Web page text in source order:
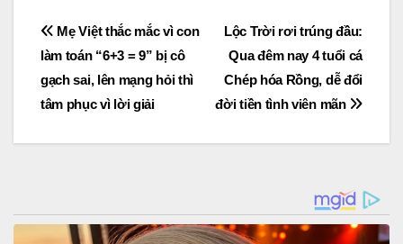
Post
navigation
Lộc Trời rơi trúng đầu:
Qua đêm nay 4 tuổi cá
Chép hóa Rồng, dễ đổi
đời tiền tình viên mãn
Mẹ Việt thắc mắc vì con
làm toán “6+3 = 9” bị cô
gạch sai, lên mạng hỏi thì
tâm phục vì lời giải